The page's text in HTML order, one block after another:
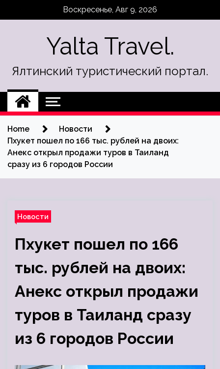
Воскресенье, Авг 9, 2026
Yalta Travel.
Ялтинский туристический портал.
Home
Новости
Пхукет пошел по 166 тыс. рублей на двоих:
Анекс открыл продажи туров в Таиланд
сразу из 6 городов России
Новости
Пхукет пошел по 166
тыс. рублей на двоих:
Анекс открыл продажи
туров в Таиланд сразу
из 6 городов России